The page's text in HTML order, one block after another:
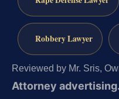
Robbery Lawyer
Reviewed by Mr. Sris,
Attorney advertising.